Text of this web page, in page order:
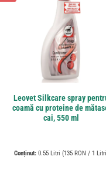
Leovet Silkcare spray
coamă cu proteine de
cai, 550 ml
Conținut: 0.55 Litri (135 RON / 1